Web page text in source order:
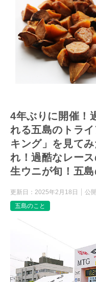
4年ぶりに開催！
れる五島のトラ
キング」を見て
れ！過酷なレー
生ウニが旬！五
更新日： 2025年2月18日 公
五島のこと